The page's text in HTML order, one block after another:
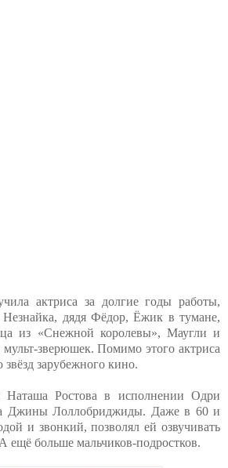
актриса за долгие годы работы,
дядя Фёдор, Ёжик в тумане,
из «Снежной королевы», Маугли и
мульт-зверюшек. Помимо этого актриса
зарубежного кино.
Наташа Ростова в исполнении Одри
Джины Лоллобриджиды. Даже в 60 и
и звонкий, позволял ей озвучивать
ещё больше мальчиков-подростков.